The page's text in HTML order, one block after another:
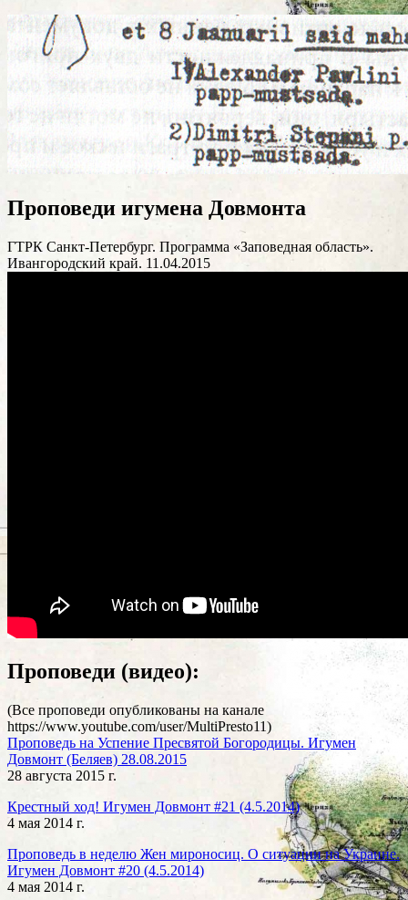
Проповеди игумена Довмонта
ГТРК Санкт-Петербург. Программа «Заповедная область».
Ивангородский край. 11.04.2015
Проповеди (видео):
(Все проповеди опубликованы на канале
https://www.youtube.com/user/MultiPresto11)
Проповедь на Успение Пресвятой Богородицы. Игумен
Довмонт (Беляев) 28.08.2015
28 августа 2015 г.
Крестный ход! Игумен Довмонт #21 (4.5.2014)
4 мая 2014 г.
Проповедь в неделю Жен мироносиц. О ситуации на Украине.
Игумен Довмонт #20 (4.5.2014)
4 мая 2014 г.